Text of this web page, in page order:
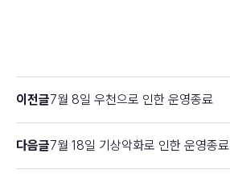
이전글7월 8일 우천으로 인한 운영종료
다음글7월 18일 기상악화로 인한 운영종료